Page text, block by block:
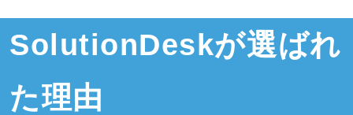
SolutionDeskが選ばれ
た理由